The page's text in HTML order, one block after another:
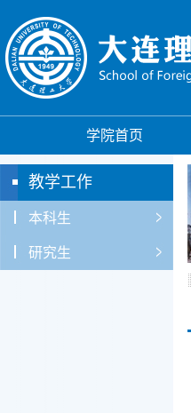
学院首页
教学工作
本科生
研究生